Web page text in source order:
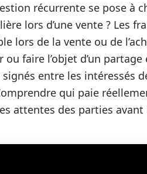
récurrente se pose à
lors d’une vente ? Les
lors de la vente ou de
faire l’objet d’un
entre les intéressés
qui paie
attentes des parties